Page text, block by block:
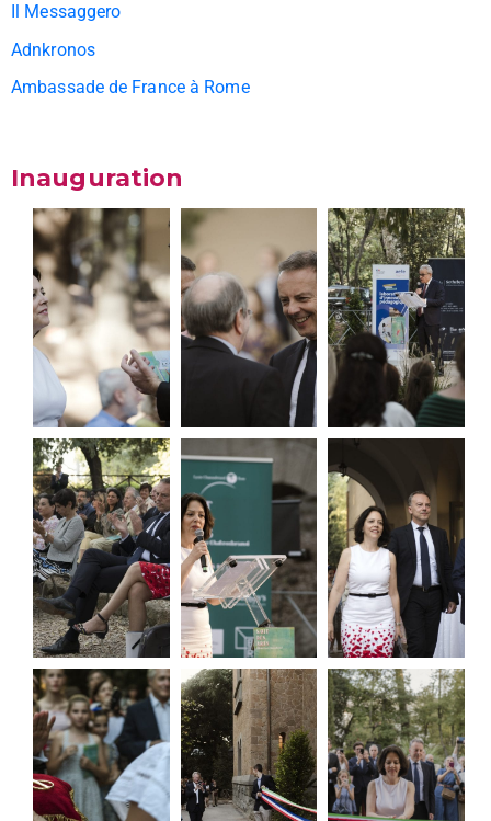
Il Messaggero
Adnkronos
Ambassade de France à Rome
Inauguration